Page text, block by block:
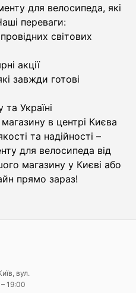
для велосипеда, які
переваги:
світових
акції
завжди готові
Україні
в центрі Києва
та надійності –
для велосипеда від
магазину у Києві або
прямо зараз!
вул.
19:00